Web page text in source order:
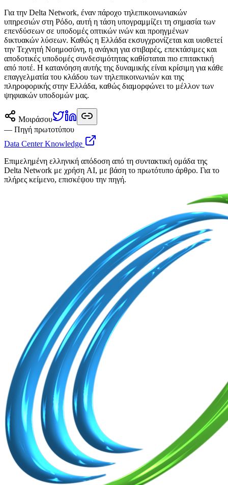
Για την Delta Network, έναν πάροχο τηλεπικοινωνιακών
υπηρεσιών στη Ρόδο, αυτή η τάση υπογραμμίζει τη σημασία των
επενδύσεων σε υποδομές οπτικών ινών και προηγμένων
δικτυακών λύσεων. Καθώς η Ελλάδα εκσυγχρονίζεται και υιοθετεί
την Τεχνητή Νοημοσύνη, η ανάγκη για στιβαρές, επεκτάσιμες και
αποδοτικές υποδομές συνδεσιμότητας καθίσταται πιο επιτακτική
από ποτέ. Η κατανόηση αυτής της δυναμικής είναι κρίσιμη για κάθε
επαγγελματία του κλάδου των τηλεπικοινωνιών και της
πληροφορικής στην Ελλάδα, καθώς διαμορφώνει το μέλλον των
ψηφιακών υποδομών μας.
Μοιράσου
— Πηγή πρωτοτύπου
Data Center Knowledge
Επιμελημένη ελληνική απόδοση από τη συντακτική ομάδα της
Delta Network με χρήση AI, με βάση το πρωτότυπο άρθρο. Για το
πλήρες κείμενο, επισκέψου την πηγή.